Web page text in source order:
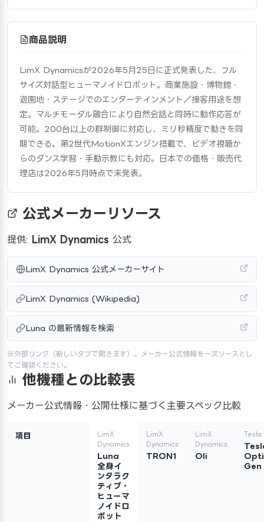
商品説明
LimX Dynamicsが2026年5月25日に正式発表した、フル
サイズ対話型ヒューマノイドロボット。商業施設・博物館・
遊園地・ステージでのエンターテインメント／接客用途を想
定。マルチモーダル融合により自然会話と同時に動作応答が
可能。200台以上の群制御に対応し、ミリ秒精度で動きを同
期できる。第2世代MotionXエンジン搭載で、ビデオ視聴か
らのダンス学習・手動示教にも対応。日本での価格・販売代
理店は2026年5月時点で未発表。
公式メーカーリソース
提供: LimX Dynamics 公式
LimX Dynamics 公式メーカーサイト
LimX Dynamics (Wikipedia)
Luna の最新情報を検索
※外部リンク（新しいタブで開きます）。メーカー公式情報を一次ソースとし
てご確認ください。
他機種との比較表
メーカー公式情報・公開仕様に基づく主要スペック比較
項目
LimX
Dynamics
Luna
全身イ
ンタラク
ティブ・
ヒューマ
ノイドロ
ボット
LimX
Dynamics
TRON1
LimX
Dynamics
Oli
Tesla
Gen